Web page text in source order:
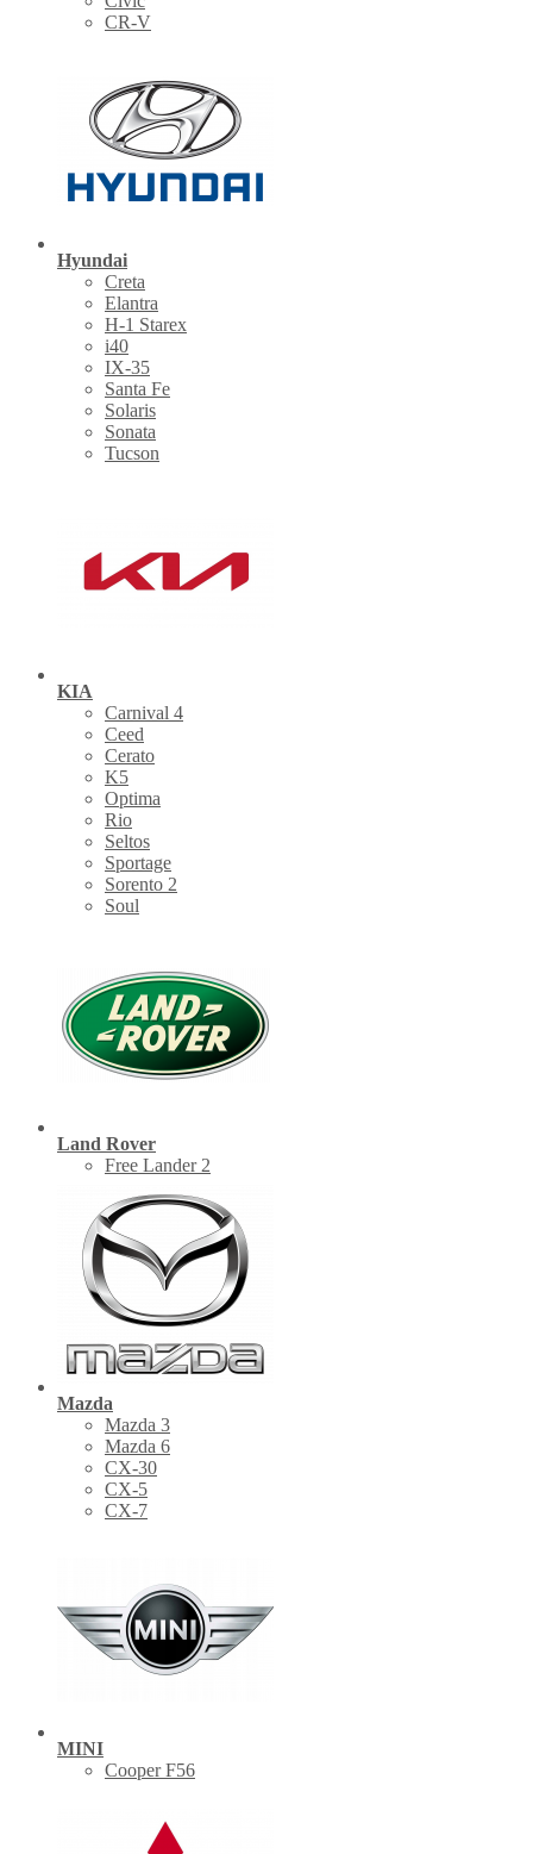
CR-V
Hyundai
Creta
Elantra
H-1 Starex
i40
IX-35
Santa Fe
Solaris
Sonata
Tucson
KIA
Carnival 4
Ceed
Cerato
K5
Optima
Rio
Seltos
Sportage
Sorento 2
Soul
Land Rover
Free Lander 2
Mazda
Mazda 3
Mazda 6
CX-30
СХ-5
CX-7
MINI
Cooper F56